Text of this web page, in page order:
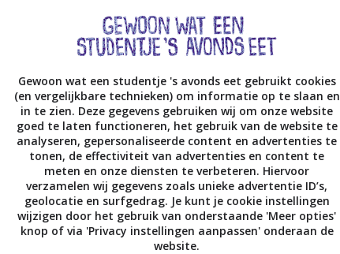
Frankrijk; van Lille naar
San-Malo, Rennes
Gewoon wat een studentje 's avonds eet gebruikt cookies
(en vergelijkbare technieken) om informatie op te slaan en
in te zien. Deze gegevens gebruiken wij om onze website
goed te laten functioneren, het gebruik van de website te
analyseren, gepersonaliseerde content en advertenties te
tonen, de effectiviteit van advertenties en content te
meten en onze diensten te verbeteren. Hiervoor
verzamelen wij gegevens zoals unieke advertentie ID’s,
geolocatie en surfgedrag. Je kunt je cookie instellingen
wijzigen door het gebruik van onderstaande 'Meer opties'
knop of via 'Privacy instellingen aanpassen' onderaan de
website.